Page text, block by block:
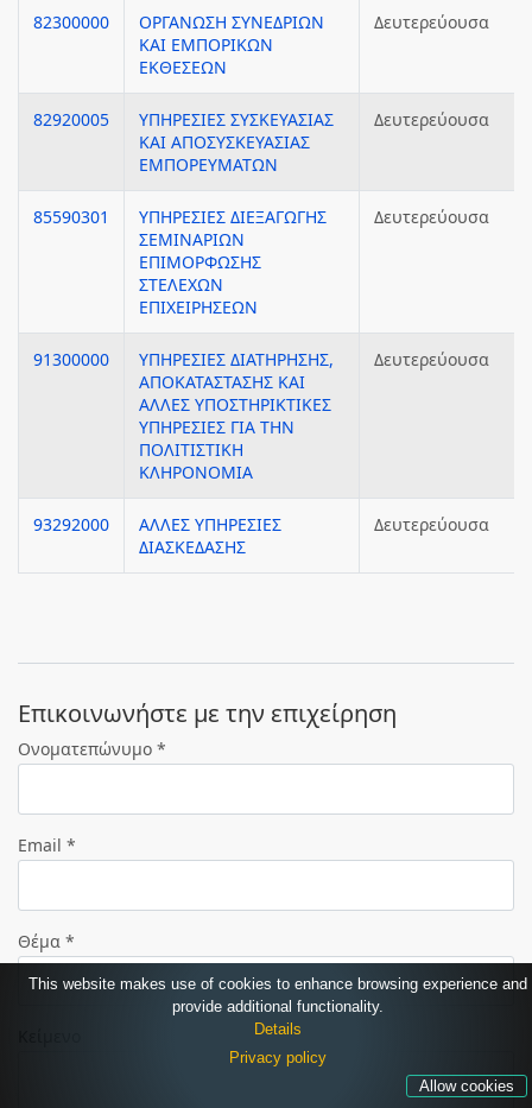
82300000
ΟΡΓΑΝΩΣΗ ΣΥΝΕΔΡΙΩΝ
ΚΑΙ ΕΜΠΟΡΙΚΩΝ
ΕΚΘΕΣΕΩΝ
Δευτερεύουσα
82920005
ΥΠΗΡΕΣΙΕΣ ΣΥΣΚΕΥΑΣΙΑΣ
ΚΑΙ ΑΠΟΣΥΣΚΕΥΑΣΙΑΣ
ΕΜΠΟΡΕΥΜΑΤΩΝ
Δευτερεύουσα
85590301
ΥΠΗΡΕΣΙΕΣ ΔΙΕΞΑΓΩΓΗΣ
ΣΕΜΙΝΑΡΙΩΝ
ΕΠΙΜΟΡΦΩΣΗΣ
ΣΤΕΛΕΧΩΝ
ΕΠΙΧΕΙΡΗΣΕΩΝ
Δευτερεύουσα
91300000
ΥΠΗΡΕΣΙΕΣ ΔΙΑΤΗΡΗΣΗΣ,
ΑΠΟΚΑΤΑΣΤΑΣΗΣ ΚΑΙ
ΑΛΛΕΣ ΥΠΟΣΤΗΡΙΚΤΙΚΕΣ
ΥΠΗΡΕΣΙΕΣ ΓΙΑ ΤΗΝ
ΠΟΛΙΤΙΣΤΙΚΗ
ΚΛΗΡΟΝΟΜΙΑ
Δευτερεύουσα
93292000
ΑΛΛΕΣ ΥΠΗΡΕΣΙΕΣ
ΔΙΑΣΚΕΔΑΣΗΣ
Δευτερεύουσα
Eπικοινωνήστε με την επιχείρηση
Ονοματεπώνυμο *
Email *
Θέμα *
This website makes use of cookies to enhance browsing experience and
provide additional functionality.
Details
Privacy policy
Allow cookies